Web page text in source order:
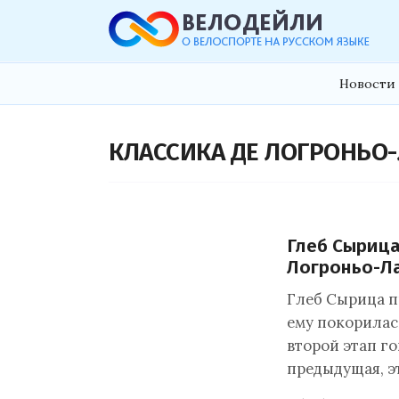
Новости
КЛАССИКА ДЕ
Глеб
Логроньо-
Глеб Сырица
ему
второй этап
предыдущая,